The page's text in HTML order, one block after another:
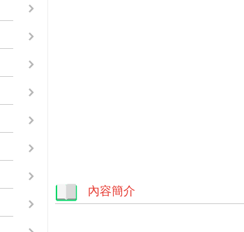
內容簡介